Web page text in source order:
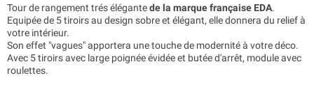
Tour de rangement trés élégantede la marque française EDA.
Equipée de 5 tiroirs au design sobre et élégant, elle donnera du relief à
votre intérieur.
Son effet "vagues" apportera une touche de modernité à votre déco.
Avec 5 tiroirs avec large poignée évidée et butée d'arrêt, module avec
roulettes.